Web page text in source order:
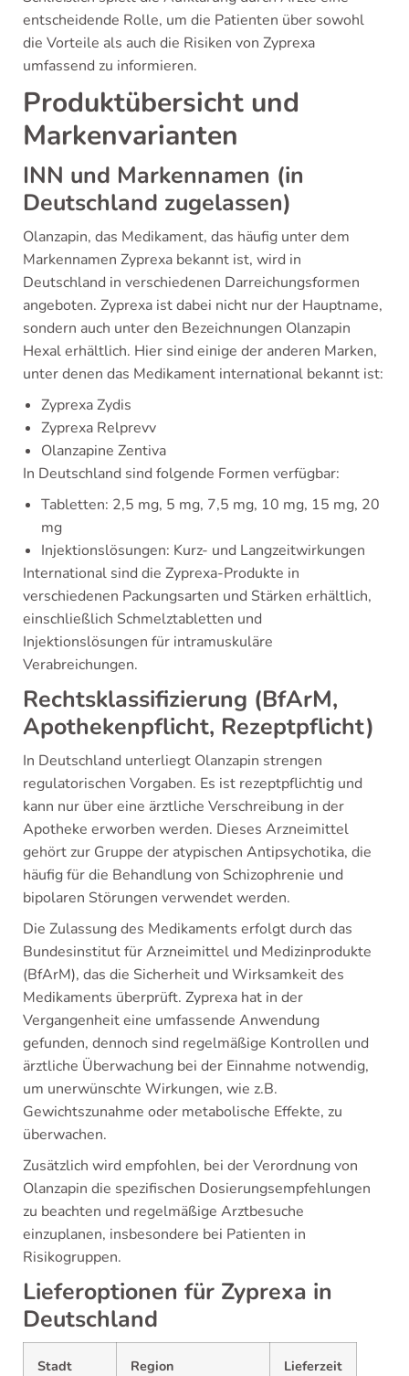
entscheidende Rolle, um die Patienten über sowohl
die Vorteile als auch die Risiken von Zyprexa
umfassend zu informieren.
Produktübersicht und
Markenvarianten
INN und Markennamen (in
Deutschland zugelassen)
Olanzapin, das Medikament, das häufig unter dem
Markennamen Zyprexa bekannt ist, wird in
Deutschland in verschiedenen Darreichungsformen
angeboten. Zyprexa ist dabei nicht nur der Hauptname,
sondern auch unter den Bezeichnungen Olanzapin
Hexal erhältlich. Hier sind einige der anderen Marken,
unter denen das Medikament international bekannt ist:
Zyprexa Zydis
Zyprexa Relprevv
Olanzapine Zentiva
In Deutschland sind folgende Formen verfügbar:
Tabletten: 2,5 mg, 5 mg, 7,5 mg, 10 mg, 15 mg, 20
mg
Injektionslösungen: Kurz- und Langzeitwirkungen
International sind die Zyprexa-Produkte in
verschiedenen Packungsarten und Stärken erhältlich,
einschließlich Schmelztabletten und
Injektionslösungen für intramuskuläre
Verabreichungen.
Rechtsklassifizierung (BfArM,
Apothekenpflicht, Rezeptpflicht)
In Deutschland unterliegt Olanzapin strengen
regulatorischen Vorgaben. Es ist rezeptpflichtig und
kann nur über eine ärztliche Verschreibung in der
Apotheke erworben werden. Dieses Arzneimittel
gehört zur Gruppe der atypischen Antipsychotika, die
häufig für die Behandlung von Schizophrenie und
bipolaren Störungen verwendet werden.
Die Zulassung des Medikaments erfolgt durch das
Bundesinstitut für Arzneimittel und Medizinprodukte
(BfArM), das die Sicherheit und Wirksamkeit des
Medikaments überprüft. Zyprexa hat in der
Vergangenheit eine umfassende Anwendung
gefunden, dennoch sind regelmäßige Kontrollen und
ärztliche Überwachung bei der Einnahme notwendig,
um unerwünschte Wirkungen, wie z.B.
Gewichtszunahme oder metabolische Effekte, zu
überwachen.
Zusätzlich wird empfohlen, bei der Verordnung von
Olanzapin die spezifischen Dosierungsempfehlungen
zu beachten und regelmäßige Arztbesuche
einzuplanen, insbesondere bei Patienten in
Risikogruppen.
Lieferoptionen für Zyprexa in
Deutschland
Stadt Region Lieferzeit